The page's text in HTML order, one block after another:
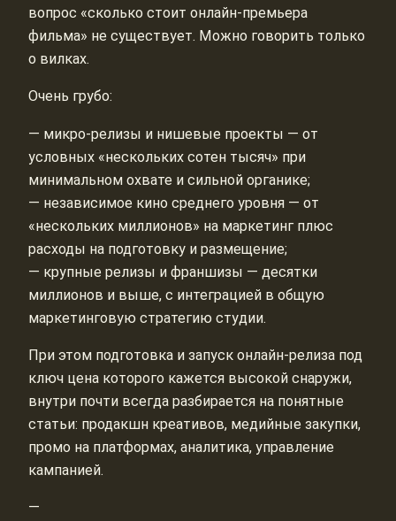
вопрос «сколько стоит онлайн-премьера
фильма» не существует. Можно говорить только
о вилках.
Очень грубо:
— микро‑релизы и нишевые проекты — от
условных «нескольких сотен тысяч» при
минимальном охвате и сильной органике;
— независимое кино среднего уровня — от
«нескольких миллионов» на маркетинг плюс
расходы на подготовку и размещение;
— крупные релизы и франшизы — десятки
миллионов и выше, с интеграцией в общую
маркетинговую стратегию студии.
При этом подготовка и запуск онлайн-релиза под
ключ цена которого кажется высокой снаружи,
внутри почти всегда разбирается на понятные
статьи: продакшн креативов, медийные закупки,
промо на платформах, аналитика, управление
кампанией.
—